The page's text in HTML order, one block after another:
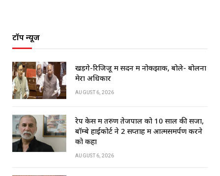
टॉप न्यूज
खड़गे-रिजिजू में सदन में नोकझोंक, बोले- बोलना
मेरा अधिकार
AUGUST 6, 2026
रेप केस में तरुण तेजपाल को 10 साल की सजा,
बॉम्बे हाईकोर्ट ने 2 सप्ताह में आत्मसमर्पण करने
को कहा
AUGUST 6, 2026